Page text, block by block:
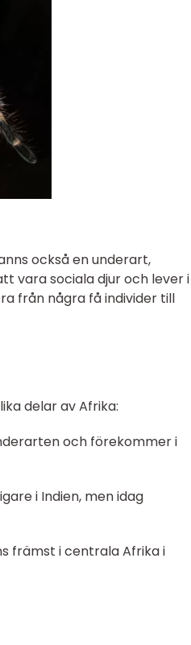
också en underart,
vara sociala djur och lever i
från några få individer till
delar av Afrika:
och förekommer i
i Indien, men idag
främst i centrala Afrika i